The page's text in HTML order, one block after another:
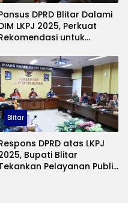
DPRD Blitar Dalami
LKPJ 2025, Perkuat
untuk
Blitar
DPRD atas LKPJ
Bupati Blitar
Pelayanan Publik